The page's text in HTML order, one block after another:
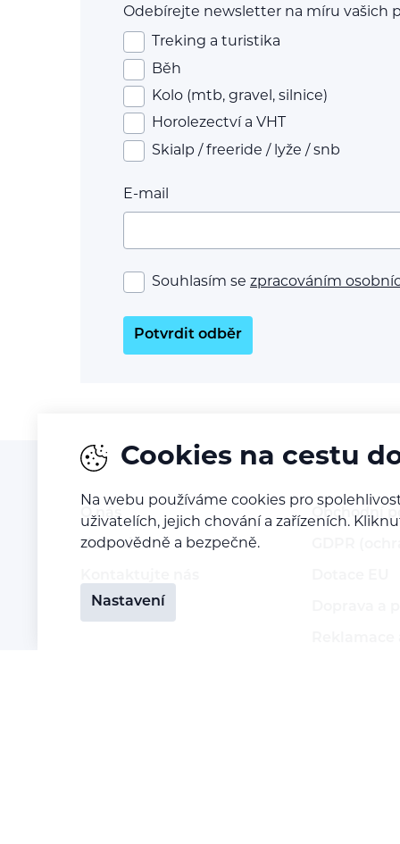
Odebírejte newsletter na míru vašich
Treking a turistika
Běh
Kolo (mtb, gravel, silnice)
Horolezectví a VHT
Skialp / freeride / lyže / snb
E-mail
Souhlasím se zpracováním
Potvrdit odběr
O nás
Naše vize
Kariéra
Obchodní
Cookies na cestu
Na webu používáme cookies pro
uživatelích, jejich chování a zařízeních.
zodpovědně a bezpečně.
Nastavení